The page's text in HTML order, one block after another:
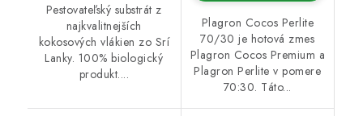
Pestovateľský substrát z
najkvalitnejších
kokosových vlákien zo Srí
Lanky. 100% biologický
produkt....
Plagron Cocos Perlite
70/30 je hotová zmes
Plagron Cocos Premium a
Plagron Perlite v pomere
70:30. Táto...